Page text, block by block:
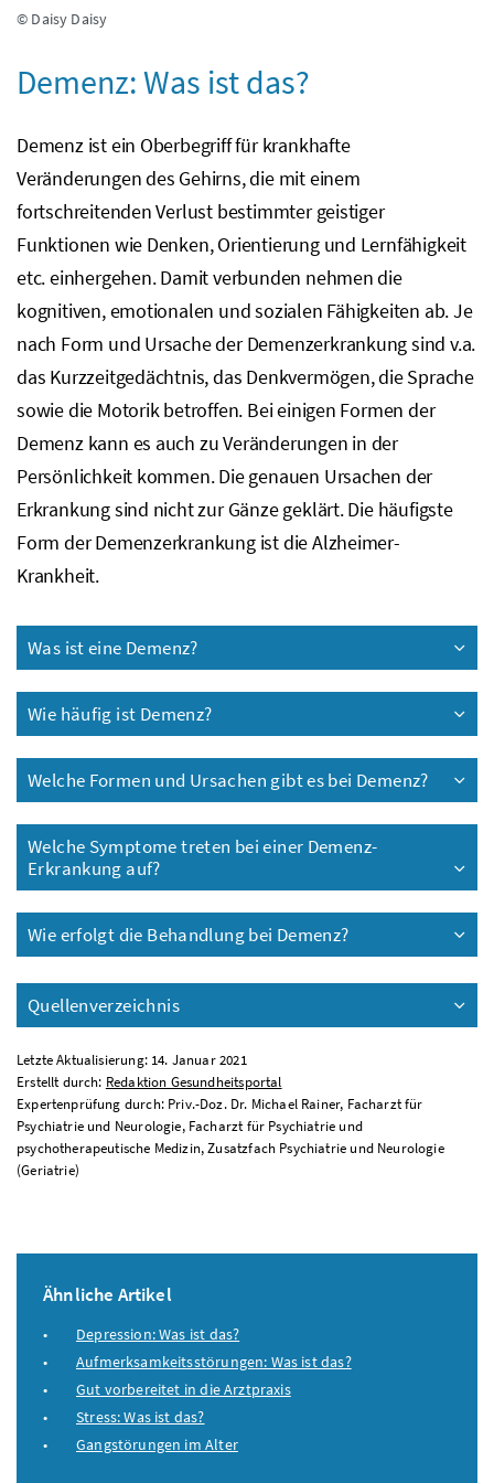
© Daisy Daisy
Demenz: Was ist das?
Demenz ist ein Oberbegriff für krankhafte
Veränderungen des Gehirns, die mit einem
fortschreitenden Verlust bestimmter geistiger
Funktionen wie Denken, Orientierung und Lernfähigkeit
etc.einhergehen. Damit verbunden nehmen die
kognitiven, emotionalen und sozialen Fähigkeiten ab. Je
nach Form und Ursache der Demenzerkrankung sindv.a.
das Kurzzeitgedächtnis, das Denkvermögen, die Sprache
sowie die Motorik betroffen. Bei einigen Formen der
Demenz kann es auch zu Veränderungen in der
Persönlichkeit kommen. Die genauen Ursachen der
Erkrankung sind nicht zur Gänze geklärt. Die häufigste
Form der Demenzerkrankung ist die Alzheimer-
Krankheit.
Was ist eine Demenz?
Wie häufig ist Demenz?
Welche Formen und Ursachen gibt es bei Demenz?
Welche Symptome treten bei einer Demenz-
Erkrankung auf?
Wie erfolgt die Behandlung bei Demenz?
Quellenverzeichnis
Letzte Aktualisierung: 14. Januar 2021
Erstellt durch: Redaktion Gesundheitsportal
Expertenprüfung durch: Priv.-Doz. Dr. Michael Rainer, Facharzt für
Psychiatrie und Neurologie, Facharzt für Psychiatrie und
psychotherapeutische Medizin, Zusatzfach Psychiatrie und Neurologie
(Geriatrie)
Ähnliche Artikel
Depression: Was ist das?
Aufmerksamkeitsstörungen: Was ist das?
Gut vorbereitet in die Arztpraxis
Stress: Was ist das?
Gangstörungen im Alter